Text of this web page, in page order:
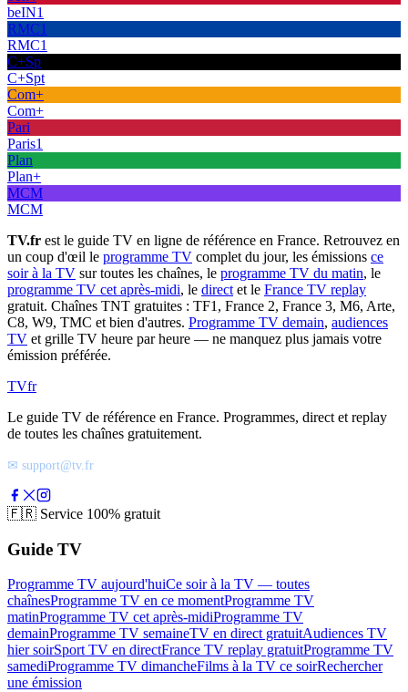
beIN1
RMC1
RMC1
C+Sp
C+Spt
Com+
Com+
Pari
Paris1
Plan
Plan+
MCM
MCM
TV.fr est le guide TV en ligne de référence en France. Retrouvez en
un coup d'œil le programme TV complet du jour, les émissions ce
soir à la TV sur toutes les chaînes, le programme TV du matin, le
programme TV cet après-midi, le direct et le France TV replay
gratuit. Chaînes TNT gratuites : TF1, France 2, France 3, M6, Arte,
C8, W9, TMC et bien d'autres. Programme TV demain, audiences
TV et grille TV heure par heure — ne manquez plus jamais votre
émission préférée.
TVfr
Le guide TV de référence en France. Programmes, direct et replay
de toutes les chaînes gratuitement.
✉ support@tv.fr
🇫🇷 Service 100% gratuit
Guide TV
Programme TV aujourd'huiCe soir à la TV — toutes
chaînesProgramme TV en ce momentProgramme TV
matinProgramme TV cet après-midiProgramme TV
demainProgramme TV semaineTV en direct gratuitAudiences TV
hier soirSport TV en directFrance TV replay gratuitProgramme TV
samediProgramme TV dimancheFilms à la TV ce soirRechercher
une émission